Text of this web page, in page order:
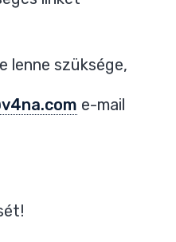
lenne szüksége,
e-mail